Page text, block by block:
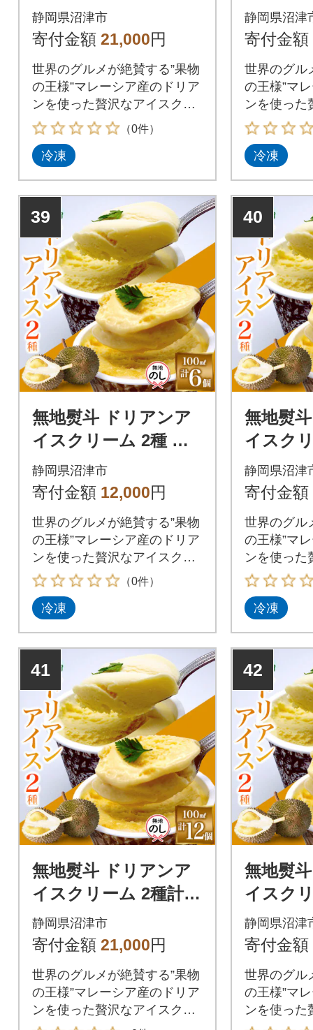
アイスクリーム 12個
セット かをり果樹園
静岡県沼津市
寄付金額 21,000円
世界のグルメが絶賛する”果物
の王様”マレーシア産のドリア
ンを使った贅沢なアイスクリ
ームをお届けします
（0件）
冷凍
アイス
セット
静岡県沼津
寄付金額
世界のグル
の王様”マ
ンを使った
ームをお届
冷凍
39
無地熨斗 ドリアンア
イスクリーム 2種 計6
個 ココナッツ キャラ
メル かをり果樹園 静
静岡県沼津市
寄付金額 12,000円
世界のグルメが絶賛する”果物
の王様”マレーシア産のドリア
ンを使った贅沢なアイスクリ
ームの2種セット
（0件）
冷凍
40
無地熨
イスク
個 ココ
メル か
静岡県沼津
寄付金額
世界のグル
の王様”マ
ンを使った
ームの2種
冷凍
41
無地熨斗 ドリアンア
イスクリーム 2種計12
個 ココナッツ キャラ
メル かをり果樹園 静
静岡県沼津市
寄付金額 21,000円
世界のグルメが絶賛する”果物
の王様”マレーシア産のドリア
ンを使った贅沢なアイスクリ
ームの2種セット
42
無地熨
イスク
個 ココ
メル か
静岡県沼津
寄付金額
世界のグル
の王様”マ
ンを使った
ームの2種